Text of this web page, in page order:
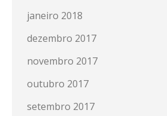
janeiro 2018
dezembro 2017
novembro 2017
outubro 2017
setembro 2017